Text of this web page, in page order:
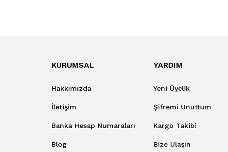
KURUMSAL
Hakkımızda
İletişim
Banka Hesap Numaraları
Blog
YARDIM
Yeni Üyelik
Şifremi Unuttum
Kargo Takibi
Bize Ulaşın